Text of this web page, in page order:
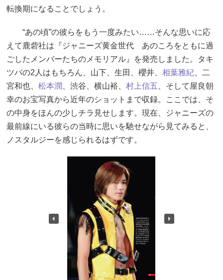
転換期になることでしょう。
“あの頃”の彼らをもう一度みたい……そんな思いに応
えて鹿砦社は『ジャニーズ黄金世代 あのころをともに過
ごしたメンバーたちのメモリアル』を発売しました。タキ
ツバの2人はもちろん、山下、生田、櫻井、 相葉雅紀 、二
宮和也、 松本潤 、渋谷、横山裕、 村上信五 、そして屋良朝
幸のお宝写真から近年のショットまで収録。ここでは、そ
の中身をほんの少しチラ見せします。現在、ジャニーズの
最前線にいる彼らの当時に思いを馳せながら見てみると、
ノスタルジーを感じられるはずです。